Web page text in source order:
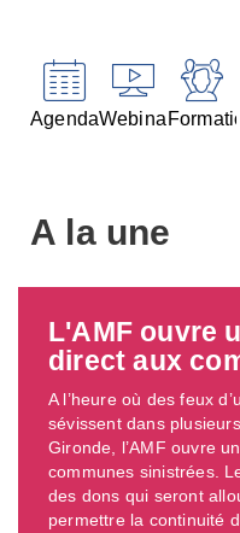
AgendaWebinaires
A la une
L'AMF ouvre
direct aux
A l’heure où des feux
sévissent dans
Gironde, l’AMF ouvre
communes sinistrées.
des dons qui seront
permettre la continuité